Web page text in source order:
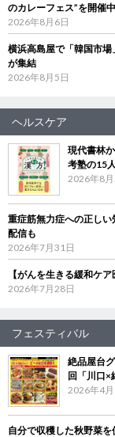
のカレーフェス”を開催中
2026年8月6日
横浜高島屋で「韓国市
が集結
2026年8月5日
ヘルスケア
現代書林
考塾の15
2026年8
重症筋無力症への正し
配信も
2026年7月31日
【がんを生きる緩和ケ
2026年7月28日
フェスティバル
絶品屋台
回「川口×
2026年4
自分で収穫した秋野菜